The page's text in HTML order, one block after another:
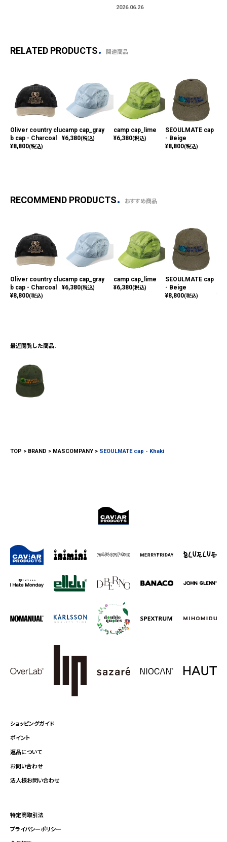
2026.06.26
RELATED PRODUCTS 関連商品
Oliver country clu
b cap - Charcoal
¥8,800(税込)
camp cap_gray
¥6,380(税込)
camp cap_lime
¥6,380(税込)
SEOULMATE cap
- Beige
¥8,800(税込)
RECOMMEND PRODUCTS おすすめ商品
Oliver country clu
b cap - Charcoal
¥8,800(税込)
camp cap_gray
¥6,380(税込)
camp cap_lime
¥6,380(税込)
SEOULMATE cap
- Beige
¥8,800(税込)
最近閲覧した商品
TOP BRAND MASCOMPANY SEOULMATE cap - Khaki
ショッピングガイド
ポイント
返品について
お問い合わせ
法人様お問い合わせ
特定商取引法
プライバシーポリシー